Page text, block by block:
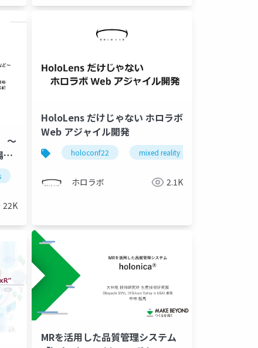
～
向
22K
HoloLens だけじゃない ホロラボ
Web アジャイル開発
holoconf22 mixed reality
ホロラボ 2.1K
MRを活用した品質管理システム